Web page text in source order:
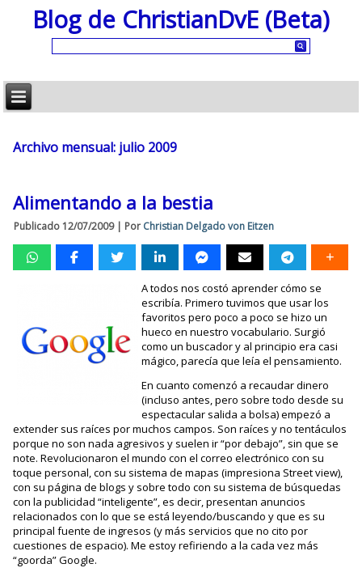
Blog de ChristianDvE (Beta)
Archivo mensual: julio 2009
Alimentando a la bestia
Publicado 12/07/2009| Por Christian Delgado von Eitzen
A todos nos costó aprender cómo se
escribía. Primero tuvimos que usar los
favoritos pero poco a poco se hizo un
hueco en nuestro vocabulario. Surgió
como un buscador y al principio era casi
mágico, parecía que leía el pensamiento.
En cuanto comenzó a recaudar dinero
(incluso antes, pero sobre todo desde su
espectacular salida a bolsa) empezó a
extender sus raíces por muchos campos. Son raíces y no tentáculos
porque no son nada agresivos y suelen ir “por debajo”, sin que se
note. Revolucionaron el mundo con el correo electrónico con su
toque personal, con su sistema de mapas (impresiona Street view),
con su página de blogs y sobre todo con su sistema de búsquedas
con la publicidad “inteligente”, es decir, presentan anuncios
relacionados con lo que se está leyendo/buscando y que es su
principal fuente de ingresos (y más servicios que no cito por
cuestiones de espacio). Me estoy refiriendo a la cada vez más
“goorda” Google.